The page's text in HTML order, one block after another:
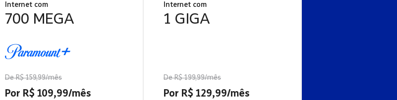
Internet com
700 MEGA
De R$ 159,99/mês
Por R$ 109,99/mês
Internet com
1 GIGA
De R$ 199,99/mês
Por R$ 129,99/mês